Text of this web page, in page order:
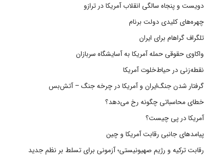
دویست و پنجاه سالگی انقلاب آمریکا در ترازو
چهره‌های کلیدی دولت برنام
تلگراف گراهام برای ایران
واکاوی حقوقی حمله آمریکا به آسایشگاه سربازان
نقطه‌زنی در حیاط‌خلوت آمریکا
گرفتار شدن جنگ‌ایران و آمریکا در چرخه جنگ – آتش‌بس
خطای محاسباتی چگونه رخ می‌دهد؟
آمریکا در پی چیست؟
پیامدهای جانبی رقابت آمریکا و چین
رقابت ترکیه و رژیم صهیونیستی؛ آزمونی برای تسلط بر نظم جدید